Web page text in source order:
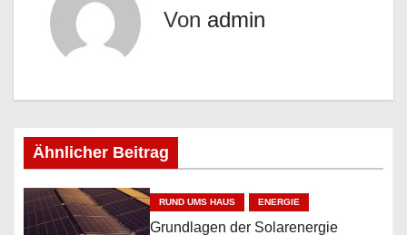
a
g
s
n
Von admin
Ähnlicher Beitrag
RUND UMS HAUS ENERGIE
Grundlagen der Solarenergie